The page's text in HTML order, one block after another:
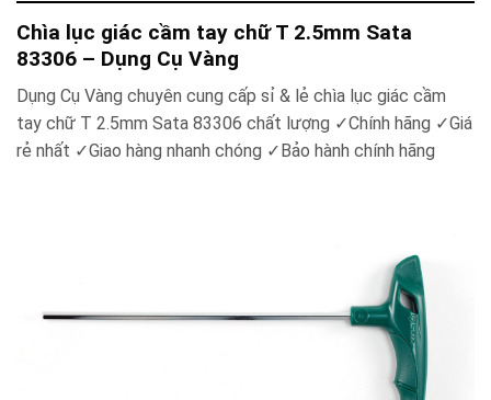
Chìa lục giác cầm tay chữ T 2.5mm Sata
83306 – Dụng Cụ Vàng
Dụng Cụ Vàng chuyên cung cấp sỉ & lẻ chìa lục giác cầm
tay chữ T 2.5mm Sata 83306 chất lượng ✓Chính hãng ✓Giá
rẻ nhất ✓Giao hàng nhanh chóng ✓Bảo hành chính hãng